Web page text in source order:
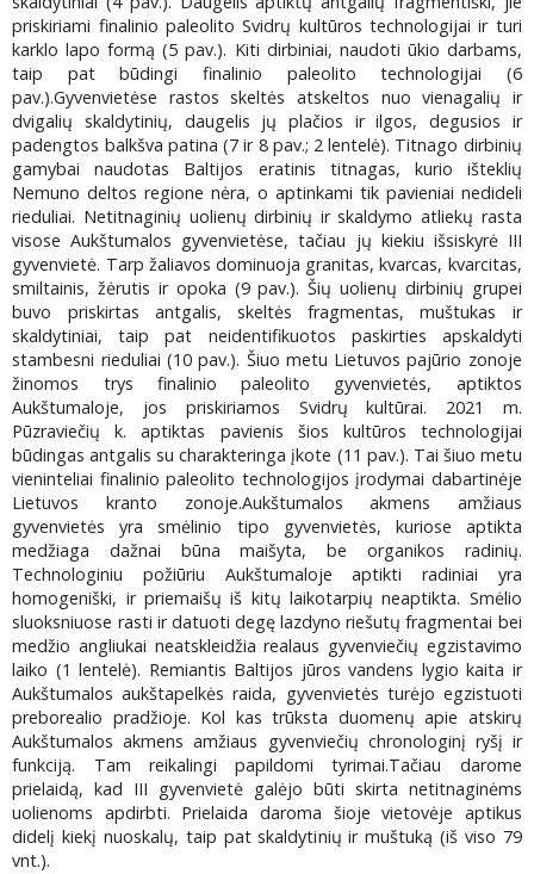
priskiriami finalinio paleolito Svidrų kultūros technologijai ir turi
karklo lapo formą (5 pav.). Kiti dirbiniai, naudoti ūkio darbams,
taip pat būdingi finalinio paleolito technologijai (6
pav.).Gyvenvietėse rastos skeltės atskeltos nuo vienagalių ir
dvigalių skaldytinių, daugelis jų plačios ir ilgos, degusios ir
padengtos balkšva patina (7 ir 8 pav.; 2 lentelė). Titnago dirbinių
gamybai naudotas Baltijos eratinis titnagas, kurio išteklių
Nemuno deltos regione nėra, o aptinkami tik pavieniai nedideli
rieduliai. Netitnaginių uolienų dirbinių ir skaldymo atliekų rasta
visose Aukštumalos gyvenvietėse, tačiau jų kiekiu išsiskyrė III
gyvenvietė. Tarp žaliavos dominuoja granitas, kvarcas, kvarcitas,
smiltainis, žėrutis ir opoka (9 pav.). Šių uolienų dirbinių grupei
buvo priskirtas antgalis, skeltės fragmentas, muštukas ir
skaldytiniai, taip pat neidentifikuotos paskirties apskaldyti
stambesni rieduliai (10 pav.). Šiuo metu Lietuvos pajūrio zonoje
žinomos trys finalinio paleolito gyvenvietės, aptiktos
Aukštumaloje, jos priskiriamos Svidrų kultūrai. 2021 m.
Pūzraviečių k. aptiktas pavienis šios kultūros technologijai
būdingas antgalis su charakteringa įkote (11 pav.). Tai šiuo metu
vieninteliai finalinio paleolito technologijos įrodymai dabartinėje
Lietuvos kranto zonoje.Aukštumalos akmens amžiaus
gyvenvietės yra smėlinio tipo gyvenvietės, kuriose aptikta
medžiaga dažnai būna maišyta, be organikos radinių.
Technologiniu požiūriu Aukštumaloje aptikti radiniai yra
homogeniški, ir priemaišų iš kitų laikotarpių neaptikta. Smėlio
sluoksniuose rasti ir datuoti degę lazdyno riešutų fragmentai bei
medžio angliukai neatskleidžia realaus gyvenviečių egzistavimo
laiko (1 lentelė). Remiantis Baltijos jūros vandens lygio kaita ir
Aukštumalos aukštapelkės raida, gyvenvietės turėjo egzistuoti
preborealio pradžioje. Kol kas trūksta duomenų apie atskirų
Aukštumalos akmens amžiaus gyvenviečių chronologinį ryšį ir
funkciją. Tam reikalingi papildomi tyrimai.Tačiau darome
prielaidą, kad III gyvenvietė galėjo būti skirta netitnaginėms
uolienoms apdirbti. Prielaida daroma šioje vietovėje aptikus
didelį kiekį nuoskalų, taip pat skaldytinių ir muštuką (iš viso 79
vnt.).